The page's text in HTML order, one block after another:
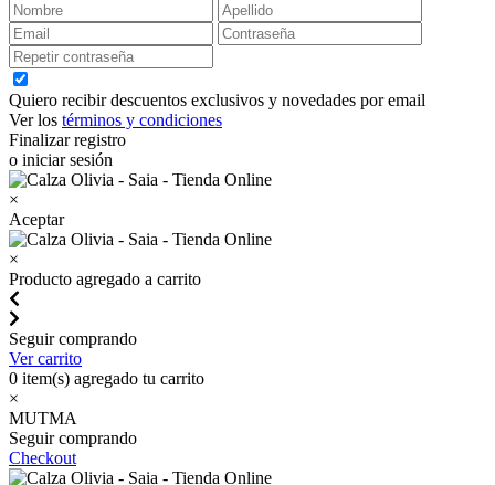
Quiero recibir descuentos exclusivos y novedades por email
Ver los términos y condiciones
Finalizar registro
o iniciar sesión
×
Aceptar
×
Producto agregado a carrito
Seguir comprando
Ver carrito
0 item(s) agregado tu carrito
×
MUTMA
Seguir comprando
Checkout